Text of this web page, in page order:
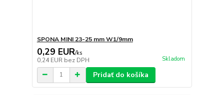
SPONA MINI 23-25 mm W1/9mm
0,29 EUR/ks
0,24 EUR bez DPH Skladom
Pridať do košíka